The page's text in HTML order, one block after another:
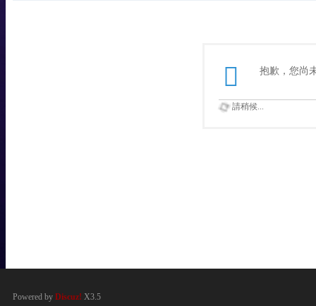
抱歉，您尚
請稍候...
Powered by Discuz! X3.5